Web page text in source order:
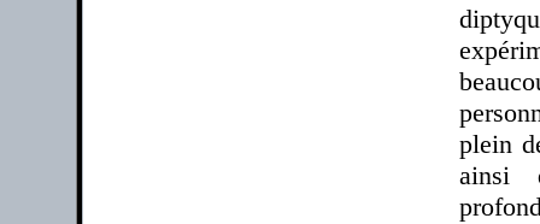
plein
ainsi